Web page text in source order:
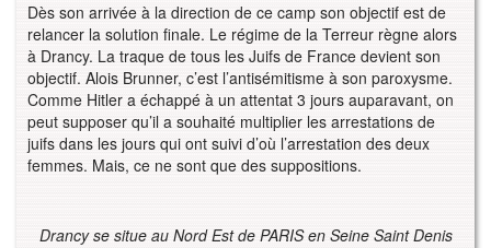
Dès son arrivée à la direction de ce camp son objectif est de
relancer la solution finale. Le régime de la Terreur règne alors
à Drancy. La traque de tous les Juifs de France devient son
objectif. Alois Brunner, c’est l’antisémitisme à son paroxysme.
Comme Hitler a échappé à un attentat 3 jours auparavant, on
peut supposer qu’il a souhaité multiplier les arrestations de
juifs dans les jours qui ont suivi d’où l’arrestation des deux
femmes. Mais, ce ne sont que des suppositions.
Drancy se situe au Nord Est de PARIS en Seine Saint Denis